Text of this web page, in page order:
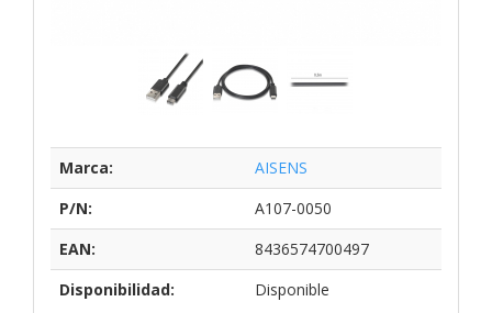
Marca:
AISENS
P/N:
A107-0050
EAN:
8436574700497
Disponibilidad:
Disponible